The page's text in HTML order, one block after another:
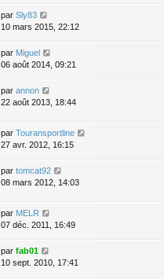
par Sly83
10 mars 2015, 22:12
par Miguel
06 août 2014, 09:21
par annon
22 août 2013, 18:44
par Touransportline
27 avr. 2012, 16:15
par tomcat92
08 mars 2012, 14:03
par MELR
07 déc. 2011, 16:49
par fab01
10 sept. 2010, 17:41